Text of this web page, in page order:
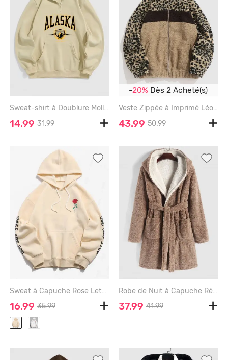
Sweat-shirt à Doublure Molletonnée avec Poche Poitrine Vintage à 1 / 4 Zip en Avant - LIGHT COFFEE - M
14.99 31.99
-20% Dès 2 Acheté(s)
Veste Zippée à Imprimé Léopard en Fausse Fourrure en Velours D'Agneau - COFFEE - M
43.99 50.99
Sweat à Capuche Rose Lettre Graphique en Laine - LIGHT YELLOW - 2XL
16.99 35.99
Robe de Nuit à Capuche Réversible Fourrée en Laine - LIGHT COFFEE - XXL
37.99 41.99